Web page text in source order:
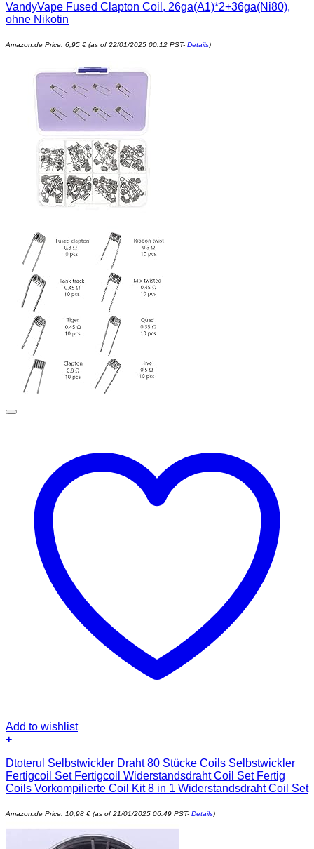
VandyVape Fused Clapton Coil, 26ga(A1)*2+36ga(Ni80),
ohne Nikotin
Amazon.de Price: 6,95 € (as of 22/01/2025 00:12 PST- Details)
Add to wishlist
+
Dtoterul Selbstwickler Draht 80 Stücke Coils Selbstwickler
Fertigcoil Set Fertigcoil Widerstandsdraht Coil Set Fertig
Coils Vorkompilierte Coil Kit 8 in 1 Widerstandsdraht Coil Set
Amazon.de Price: 10,98 € (as of 21/01/2025 06:49 PST- Details)